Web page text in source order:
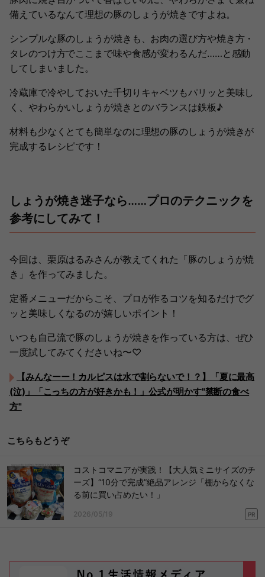
備えているなんて理想の豚のしょうが焼きですよね。
シンプルな豚のしょうが焼きも、お肉の選び方や焼き方・
タレのつけ方でここまで味や食感が変わるんだ……と感動
してしまいました。
冷蔵庫で冷やしておいた千切りキャベツもパリッと美味し
く、やわらかいしょうが焼きとのバランスは鉄板♪
材料も少なくとても簡単なのに理想の豚のしょうが焼きが
完成するレシピです！
しょうが焼き迷子なら……プロのテクニックを
参考にしてみて！
今回は、栗原はるみさんが教えてくれた「豚のしょうが焼
き」を作ってみました。
定番メニューだからこそ、プロが作るコツを知るだけでグ
ッと美味しくなるのが嬉しいポイント！
いつも自己流で豚のしょうが焼きを作っている方は、ぜひ
一度試してみてくださいね〜♡
【みんなーー！カルピスは水で割らないで！？】「夏に最高
(泣)」「こっちの方が好きかも！」公式が明かす"禁断の食べ
方"
こちらもどうぞ
コストコマニアが実践！【大人気ミニサイズのチ
ーズ】“10分で完成”絶品アレンジ「棚からなくな
る前に買い占めたい！」
2026/05/19 PR